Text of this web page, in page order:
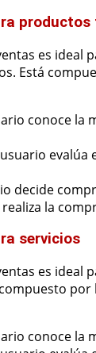
es ideal
Está
conoce la
evalúa
decide
la
servicios
es ideal
por
conoce la